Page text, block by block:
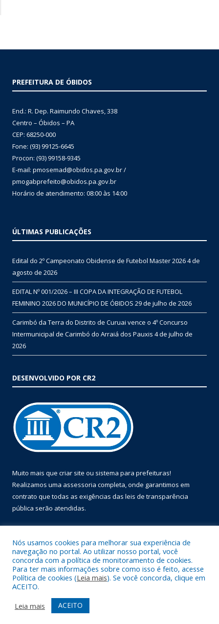
PREFEITURA DE ÓBIDOS
End.: R. Dep. Raimundo Chaves, 338
Centro – Óbidos – PA
CEP: 68250-000
Fone: (93) 99125-6645
Procon: (93) 99158-9345
E-mail: pmosemad@obidos.pa.gov.br /
pmogabprefeito@obidos.pa.gov.br
Horário de atendimento: 08:00 às 14:00
ÚLTIMAS PUBLICAÇÕES
Edital do 2º Campeonato Obidense de Futebol Master 20264 de
agosto de 2026
EDITAL Nº 001/2026 – III COPA DA INTEGRAÇÃO DE FUTEBOL
FEMININO 2026 DO MUNICÍPIO DE ÓBIDOS 29 de julho de 2026
Carimbó da Terra do Distrito de Curuai vence o 4º Concurso
Intermunicipal de Carimbó do Arraiá dos Pauxis 4 de julho de
2026
DESENVOLVIDO POR CR2
Muito mais que criar site ou sistema para prefeituras!
Realizamos uma assessoria completa, onde garantimos em
contrato que todas as exigências das leis de transparência
pública serão atendidas.
Todos os direitos reservados a Prefeitura Municipal de Óbidos.
Mapa do Site
Acessar Área Administrativa
Acessar Webmail
Nós usamos cookies para melhorar sua experiência de
navegação no portal. Ao utilizar nosso portal, você
concorda com a política de monitoramento de cookies.
Para ter mais informações sobre como isso é feito, acesse
Política de cookies (Leia mais). Se você concorda, clique em
ACEITO.
Leia mais
ACEITO